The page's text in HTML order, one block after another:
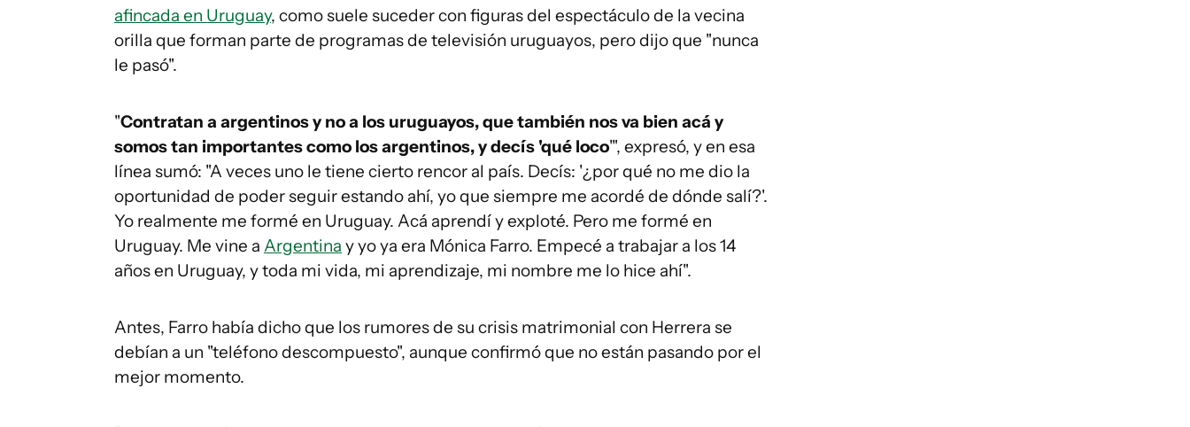
afincada en Uruguay, como suele suceder con figuras del espectáculo de la vecina
orilla que forman parte de programas de televisión uruguayos, pero dijo que "nunca
le pasó".
"Contratan a argentinos y no a los uruguayos, que también nos va bien acá y
somos tan importantes como los argentinos, y decís 'qué loco'", expresó, y en esa
línea sumó: "A veces uno le tiene cierto rencor al país. Decís: '¿por qué no me dio la
oportunidad de poder seguir estando ahí, yo que siempre me acordé de dónde salí?'.
Yo realmente me formé en Uruguay. Acá aprendí y exploté. Pero me formé en
Uruguay. Me vine a Argentina y yo ya era Mónica Farro. Empecé a trabajar a los 14
años en Uruguay, y toda mi vida, mi aprendizaje, mi nombre me lo hice ahí".
Antes, Farro había dicho que los rumores de su crisis matrimonial con Herrera se
debían a un "teléfono descompuesto", aunque confirmó que no están pasando por el
mejor momento.